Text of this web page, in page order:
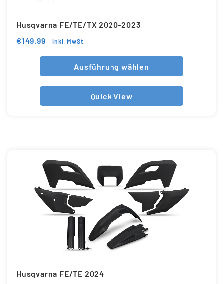
Husqvarna FE/TE/TX 2020-2023
€149.99 inkl. MwSt.
Ausführung wählen
Quick View
Husqvarna FE/TE 2024